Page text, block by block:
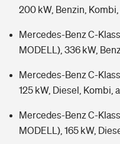
200 kW, Benzin,
Mercedes-Benz C-
MODELL), 336 kW,
Mercedes-Benz C-
125 kW, Diesel, Kombi,
Mercedes-Benz C-
MODELL), 165 kW,